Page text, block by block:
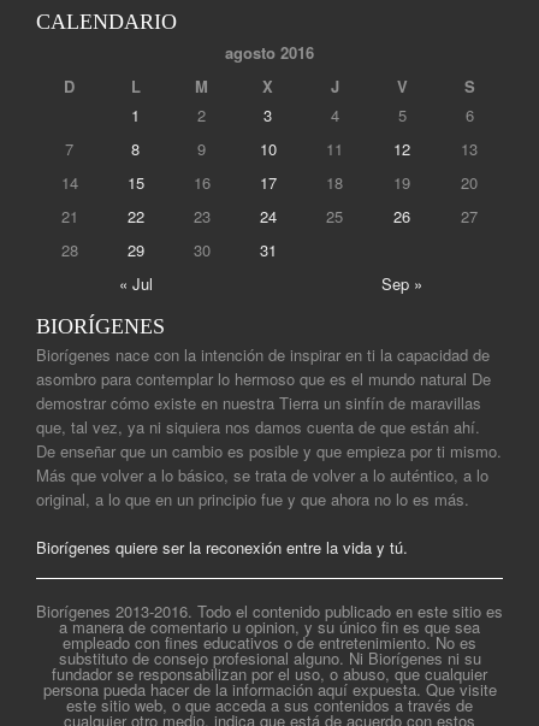
CALENDARIO
agosto 2016
D
L M X J V S
« Jul Sep »
1 2 3 4 5
6
7
8 9 10 11 12
13
14
15 16 17 18 19
20
21
22 23 24 25 26
27
28
29 30 31
BIORÍGENES
Biorígenes nace con la intención de inspirar en ti la capacidad de
asombro para contemplar lo hermoso que es el mundo natural De
demostrar cómo existe en nuestra Tierra un sinfín de maravillas
que, tal vez, ya ni siquiera nos damos cuenta de que están ahí.
De enseñar que un cambio es posible y que empieza por ti mismo.
Más que volver a lo básico, se trata de volver a lo auténtico, a lo
original, a lo que en un principio fue y que ahora no lo es más.
Biorígenes quiere ser la reconexión entre la vida y tú.
Biorígenes 2013-2016. Todo el contenido publicado en este sitio es
a manera de comentario u opinion, y su único fin es que sea
empleado con fines educativos o de entretenimiento. No es
substituto de consejo profesional alguno. Ni Biorígenes ni su
fundador se responsabilizan por el uso, o abuso, que cualquier
persona pueda hacer de la información aquí expuesta. Que visite
este sitio web, o que acceda a sus contenidos a través de
cualquier otro medio, indica que está de acuerdo con estos